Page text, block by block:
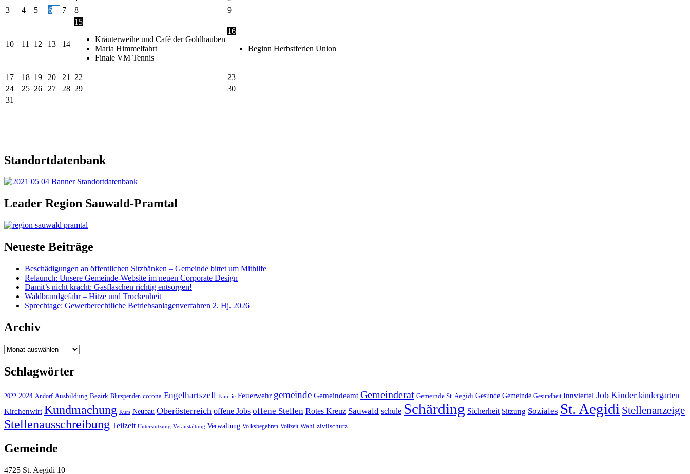
3
4 5 6 7 8 9
10 11 12 13 14
15
Kräuterweihe und Café der Goldhauben
Maria Himmelfahrt
Finale VM Tennis
16
Beginn Herbstferien Union
17 18 19 20 21 22
23
24
25 26 27 28 29
30
31
Standortdatenbank
Leader Region Sauwald-Pramtal
Neueste Beiträge
Beschädigungen an öffentlichen Sitzbänken – Gemeinde bittet um Mithilfe
Relaunch: Unsere Gemeinde-Website im neuen Corporate Design
Damit’s nicht kracht: Gasflaschen richtig entsorgen!
Waldbrandgefahr – Hitze und Trockenheit
Sprechtage: Gewerberechtliche Betriebsanlagenverfahren 2. Hj. 2026
Archiv
Archiv
Schlagwörter
2022 2024 Andorf Ausbildung Bezirk Blutspenden corona Engelhartszell Familie Feuerwehr gemeinde Gemeindeamt Gemeinderat Gemeinde St. Aegidi Gesunde Gemeinde Gesundheit Innviertel Job Kinder kindergarten
Kirchenwirt Kundmachung Kurs Neubau Oberösterreich offene Jobs offene Stellen Rotes Kreuz Sauwald schule Schärding Sicherheit Sitzung Soziales St. Aegidi Stellenanzeige
Stellenausschreibung Teilzeit Unterstützung Veranstaltung Verwaltung Volksbegehren Vollzeit Wahl zivilschutz
Gemeinde
4725 St. Aegidi 10